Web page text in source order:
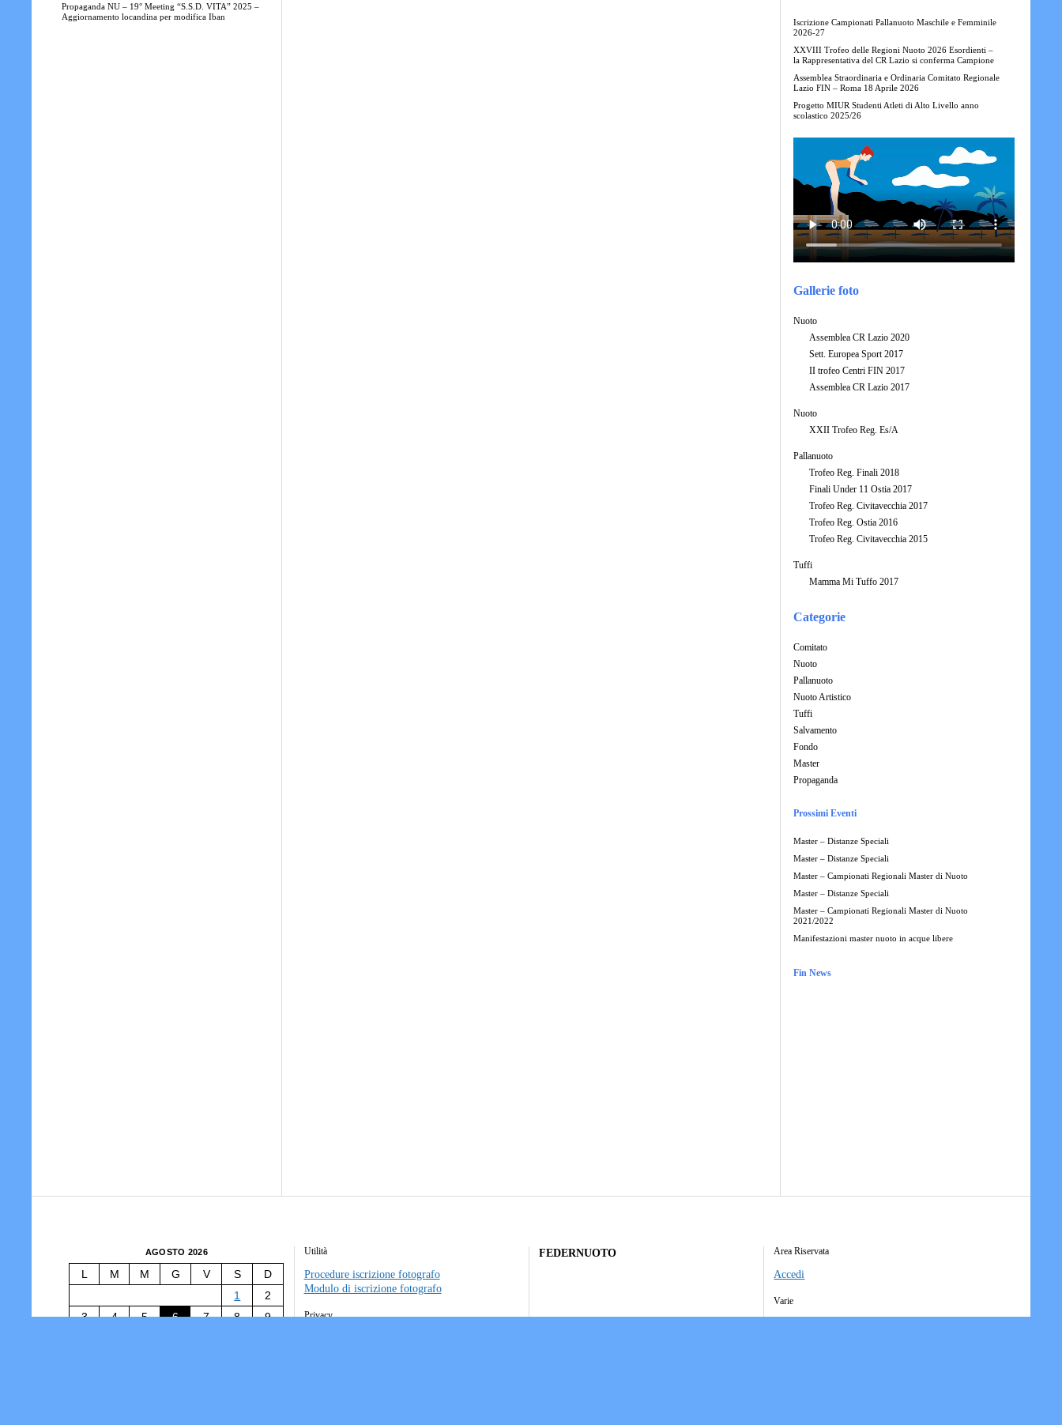
Propaganda NU – 19° Meeting “S.S.D. VITA” 2025 –
Aggiornamento locandina per modifica Iban
Iscrizione Campionati Pallanuoto Maschile e Femminile
2026-27
XXVIII Trofeo delle Regioni Nuoto 2026 Esordienti –
la Rappresentativa del CR Lazio si conferma Campione
Assemblea Straordinaria e Ordinaria Comitato Regionale
Lazio FIN – Roma 18 Aprile 2026
Progetto MIUR Studenti Atleti di Alto Livello anno
scolastico 2025/26
Gallerie foto
Nuoto
Assemblea CR Lazio 2020
Sett. Europea Sport 2017
II trofeo Centri FIN 2017
Assemblea CR Lazio 2017
Nuoto
XXII Trofeo Reg. Es/A
Pallanuoto
Trofeo Reg. Finali 2018
Finali Under 11 Ostia 2017
Trofeo Reg. Civitavecchia 2017
Trofeo Reg. Ostia 2016
Trofeo Reg. Civitavecchia 2015
Tuffi
Mamma Mi Tuffo 2017
Categorie
Comitato
Nuoto
Pallanuoto
Nuoto Artistico
Tuffi
Salvamento
Fondo
Master
Propaganda
Prossimi Eventi
Master – Distanze Speciali
Master – Distanze Speciali
Master – Campionati Regionali Master di Nuoto
Master – Distanze Speciali
Master – Campionati Regionali Master di Nuoto
2021/2022
Manifestazioni master nuoto in acque libere
Fin News
AGOSTO 2026
L M M G V S
D
1
2
3
4 5 6 7 8
9
Utilità
Procedure iscrizione fotografo
Modulo di iscrizione fotografo
Privacy
FEDERNUOTO Area Riservata
Accedi
Varie